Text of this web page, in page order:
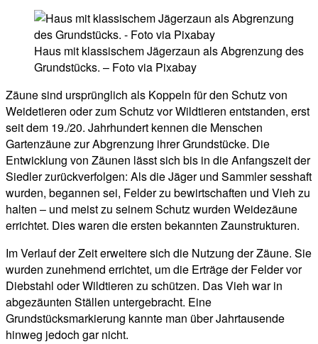
Haus mit klassischem Jägerzaun als Abgrenzung des
Grundstücks. – Foto via Pixabay
Zäune sind ursprünglich als Koppeln für den Schutz von
Weidetieren oder zum Schutz vor Wildtieren entstanden, erst
seit dem 19./20. Jahrhundert kennen die Menschen
Gartenzäune zur Abgrenzung ihrer Grundstücke. Die
Entwicklung von Zäunen lässt sich bis in die Anfangszeit der
Siedler zurückverfolgen: Als die Jäger und Sammler sesshaft
wurden, begannen sei, Felder zu bewirtschaften und Vieh zu
halten – und meist zu seinem Schutz wurden Weidezäune
errichtet. Dies waren die ersten bekannten Zaunstrukturen.
Im Verlauf der Zeit erweitere sich die Nutzung der Zäune. Sie
wurden zunehmend errichtet, um die Erträge der Felder vor
Diebstahl oder Wildtieren zu schützen. Das Vieh war in
abgezäunten Ställen untergebracht. Eine
Grundstücksmarkierung kannte man über Jahrtausende
hinweg jedoch gar nicht.